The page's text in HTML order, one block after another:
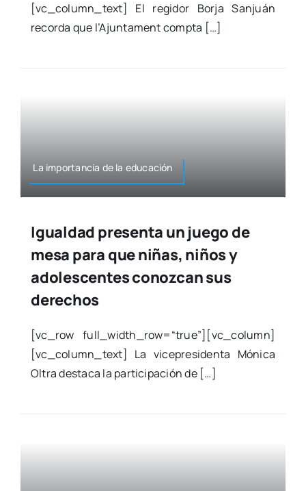
[vc_column_text] El regi­dor Bor­ja San­juán
recor­da que l’Ajuntament comp­ta […]
La impor­tan­cia de la edu­ca­ción
Igualdad presenta un juego de
mesa para que niñas, niños y
adolescentes conozcan sus
derechos
[vc_row full_width_row=“true”][vc_column]
[vc_column_text] La vice­pre­si­den­ta Móni­ca
Oltra des­ta­ca la par­ti­ci­pa­ción de […]